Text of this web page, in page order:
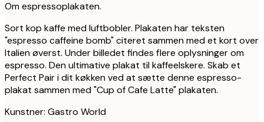
Om espressoplakaten.
Sort kop kaffe med luftbobler. Plakaten har teksten
"espresso caffeine bomb" citeret sammen med et kort over
Italien øverst. Under billedet findes flere oplysninger om
espresso. Den ultimative plakat til kaffeelskere. Skab et
Perfect Pair i dit køkken ved at sætte denne espresso-
plakat sammen med "Cup of Cafe Latte" plakaten.
Kunstner: Gastro World